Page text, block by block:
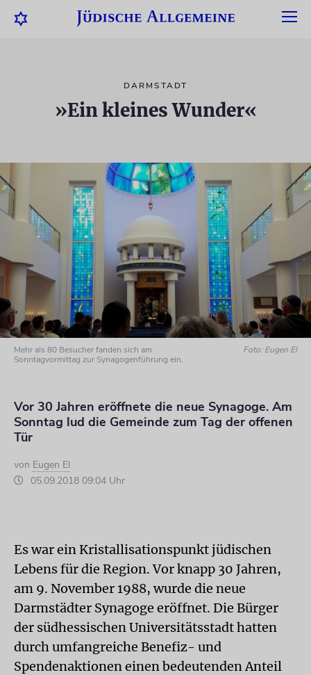
DARMSTADT
»Ein kleines Wunder«
Mehr als 80 Besucher fanden sich am
Sonntagvormittag zur Synagogenführung ein.
Foto: Eugen El
Vor 30 Jahren eröffnete die neue Synagoge. Am
Sonntag lud die Gemeinde zum Tag der offenen
Tür
von Eugen El
05.09.2018 09:04 Uhr
Es war ein Kristallisationspunkt jüdischen
Lebens für die Region. Vor knapp 30 Jahren,
am 9. November 1988, wurde die neue
Darmstädter Synagoge eröffnet. Die Bürger
der südhessischen Universitätsstadt hatten
durch umfangreiche Benefiz- und
Spendenaktionen einen bedeutenden Anteil